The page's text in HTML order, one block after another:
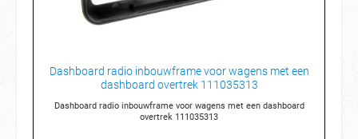
Dashboard radio inbouwframe voor wagens met een
dashboard overtrek 111035313
Dashboard radio inbouwframe voor wagens met een dashboard
overtrek 111035313